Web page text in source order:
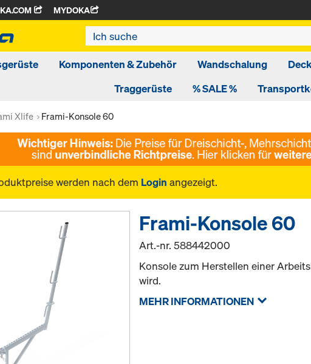
MYDOKA
Komponenten & Zubehör Wandschalung
Traggerüste
% SALE %
Xlife Frami-Konsole 60
werden nach dem Login angezeigt.
Frami-Konsole 60
Art.-nr.588442000
Konsole zum Herstellen einer
wird.
MEHR INFORMATIONEN